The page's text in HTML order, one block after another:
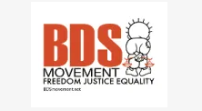
MAJEUR
POUR
UNE
PAIX
JUSTE